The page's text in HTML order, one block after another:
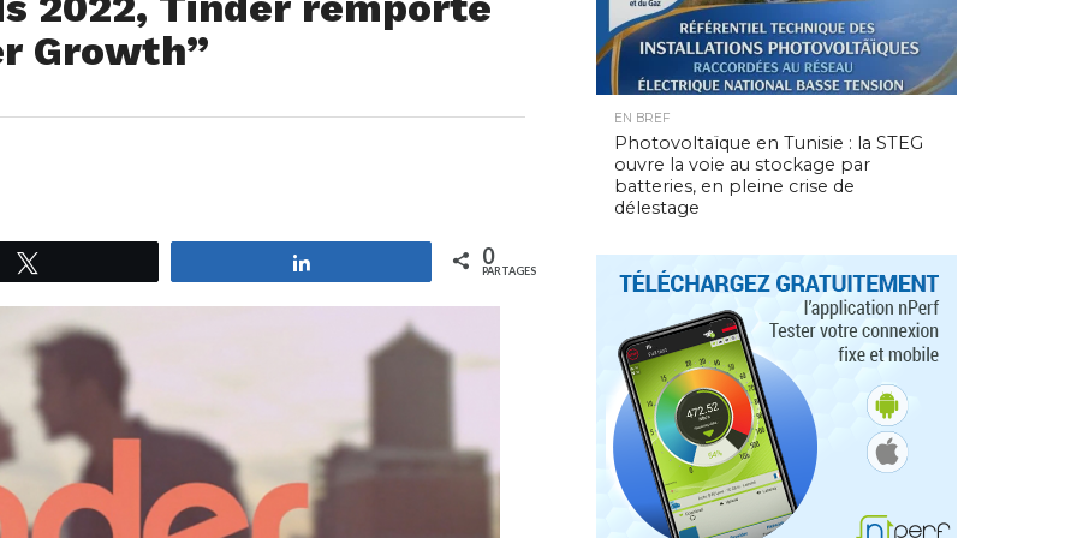
Growth”
0
PARTAGES
EN BREF
Photovoltaïque en Tunisie : la STEG
ouvre la voie au stockage par
batteries, en pleine crise de
délestage